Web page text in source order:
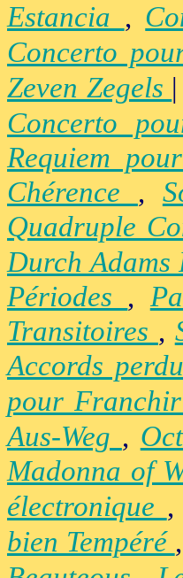
Estancia ,
Concerto
Zeven Zegels |
Concerto
Requiem
Chérence ,
Quadruple
Durch Adams
Périodes ,
Transitoires ,
Accords
pour
Aus-Weg ,
Madonna of
électronique ,
bien Tempéré